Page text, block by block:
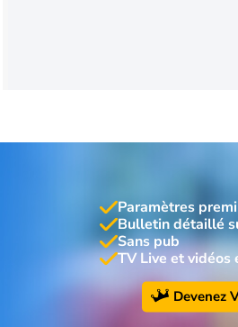
Paramètres
Bulletin détaillé
Sans pub
TV Live et vidéos
Devenez